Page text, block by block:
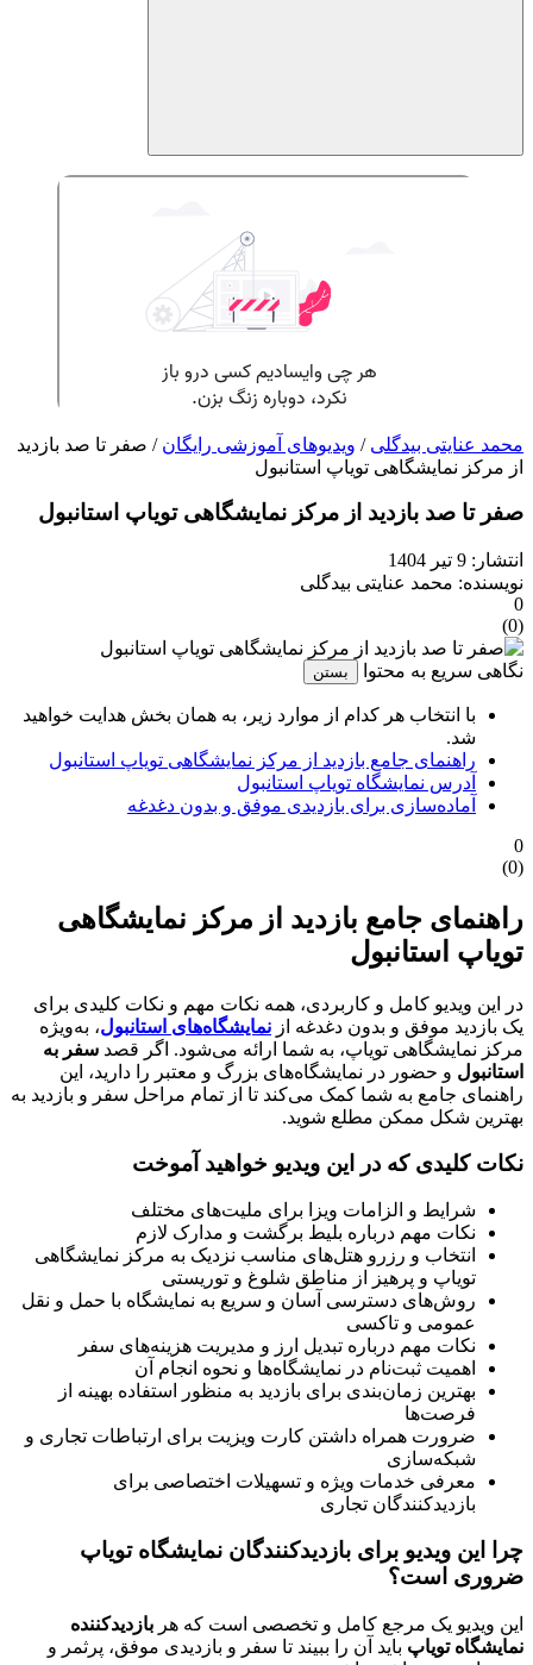
محمد عنایتی بیدگلی / ویدیوهای آموزشی رایگان / صفر تا صد بازدید
از مرکز نمایشگاهی تویاپ استانبول
صفر تا صد بازدید از مرکز نمایشگاهی تویاپ استانبول
انتشار: 9 تیر 1404
نویسنده: محمد عنایتی بیدگلی
0
(
0
)
نگاهی سریع به محتوا بستن
با انتخاب هر کدام از موارد زیر، به همان بخش هدایت خواهید
شد.
راهنمای جامع بازدید از مرکز نمایشگاهی تویاپ استانبول
آدرس نمایشگاه تویاپ استانبول
آماده‌سازی برای بازدیدی موفق و بدون دغدغه
0
(
0
)
راهنمای جامع بازدید از مرکز نمایشگاهی
تویاپ استانبول
در این ویدیو کامل و کاربردی، همه نکات مهم و نکات کلیدی برای
یک بازدید موفق و بدون دغدغه از نمایشگاه‌های استانبول، به‌ویژه
مرکز نمایشگاهی تویاپ، به شما ارائه می‌شود. اگر قصد سفر به
استانبول و حضور در نمایشگاه‌های بزرگ و معتبر را دارید، این
راهنمای جامع به شما کمک می‌کند تا از تمام مراحل سفر و بازدید به
بهترین شکل ممکن مطلع شوید.
نکات کلیدی که در این ویدیو خواهید آموخت
شرایط و الزامات ویزا برای ملیت‌های مختلف
نکات مهم درباره بلیط برگشت و مدارک لازم
انتخاب و رزرو هتل‌های مناسب نزدیک به مرکز نمایشگاهی
تویاپ و پرهیز از مناطق شلوغ و توریستی
روش‌های دسترسی آسان و سریع به نمایشگاه با حمل و نقل
عمومی و تاکسی
نکات مهم درباره تبدیل ارز و مدیریت هزینه‌های سفر
اهمیت ثبت‌نام در نمایشگاه‌ها و نحوه انجام آن
بهترین زمان‌بندی برای بازدید به منظور استفاده بهینه از
فرصت‌ها
ضرورت همراه داشتن کارت ویزیت برای ارتباطات تجاری و
شبکه‌سازی
معرفی خدمات ویژه و تسهیلات اختصاصی برای
بازدیدکنندگان تجاری
چرا این ویدیو برای بازدیدکنندگان نمایشگاه تویاپ
ضروری است؟
این ویدیو یک مرجع کامل و تخصصی است که هر بازدیدکننده
نمایشگاه تویاپ باید آن را ببیند تا سفر و بازدیدی موفق، پرثمر و